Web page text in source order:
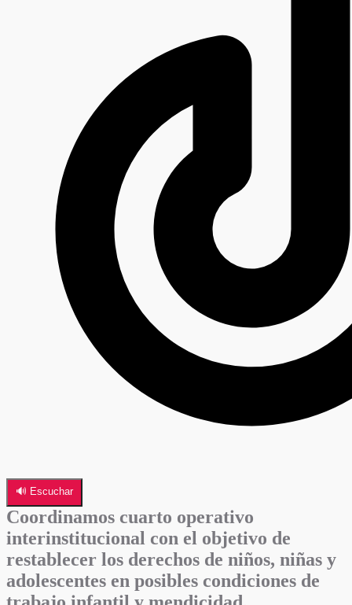
🔊 Escuchar
Coordinamos cuarto operativo
interinstitucional con el objetivo de
restablecer los derechos de niños, niñas y
adolescentes en posibles condiciones de